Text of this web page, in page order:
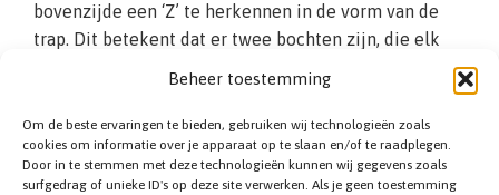
Beheer toestemming
Om de beste ervaringen te bieden, gebruiken wij technologieën zoals
cookies om informatie over je apparaat op te slaan en/of te raadplegen.
Door in te stemmen met deze technologieën kunnen wij gegevens zoals
surfgedrag of unieke ID's op deze site verwerken. Als je geen toestemming
bovenzijde een ‘Z’ te herkennen in de vorm van de
trap. Dit betekent dat er twee bochten zijn, die elk
traptreden in een Z met elkaar verbonden, doordat de
normaal verticale stootborden bij dit model in een
hoek zijn geplaatst. Het voordeel hiervan is dat u zo
een veiligere looplijn creëert. In de eerste variant